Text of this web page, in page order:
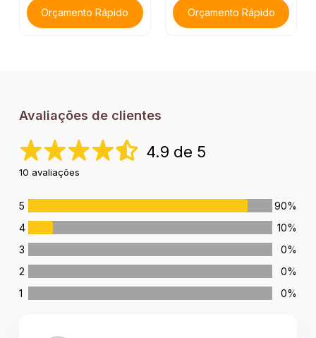
Orçamento Rápido Orçamento Rápido
Avaliações de clientes
4.9 de 5
10 avaliações
5
90%
4
10%
3
0%
2
0%
1
0%